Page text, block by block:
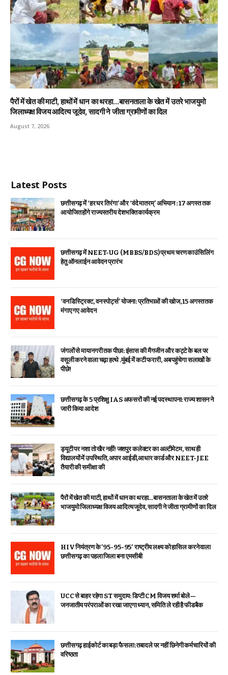
पैरों में खेत की माटी, हाथों में धान का थरहा…बासनताला के खेत में उतरे भाजयुमो
जिलाध्यक्ष विजय आदित्य जूदेव, सादगी ने जीता ग्रामीणों का दिल
August 7, 2026
Latest Posts
छत्तीसगढ़ में ‘हर घर तिरंगा’ और ‘वंदे मातरम्’ अभियान : 17 अगस्त तक
आयोजित होंगे राज्यस्तरीय देशभक्ति कार्यक्रम
छत्तीसगढ़ में NEET-UG (MBBS/BDS) प्रथम चरण काउंसिलिंग
हेतु ऑनलाईन आवेदन प्रारंभ
‘वन डिस्ट्रिक्ट, वन स्पोर्ट्स’ योजना: प्रतिभाओं की खोज, 15 अगस्त तक
मंगाए गए आवेदन
जंगलों से मायानगरी तक पीछा: इंसास की मैगजीन और कट्टे के बल पर
वसूली करने वाला चढ़ा हत्थे .मुंबई में कटी फरारी, अब पहुंचेगा सलाखों के
पीछे!
छत्तीसगढ़ के 5 प्रशिक्षु IAS अफसरों की नई पदस्थापना: राज्य शासन ने
जारी किया आदेश
ड्यूटी पर नशा तो खैर नहीं! जशपुर कलेक्टर का अल्टीमेटम, साथ ही
विद्यालयों में उपस्थिति, अपार आईडी,आधार कार्ड और NEET-JEE
तैयारी की समीक्षा की
पैरों में खेत की माटी, हाथों में धान का थरहा…बासनताला के खेत में उतरे
भाजयुमो जिलाध्यक्ष विजय आदित्य जूदेव, सादगी ने जीता ग्रामीणों का दिल
HIV नियंत्रण के ’95-95-95′ राष्ट्रीय लक्ष्य को हासिल करने वाला
छत्तीसगढ़ का पहला जिला बना एमसीबी
UCC से बाहर रहेगा ST समुदाय: डिप्टी CM विजय शर्मा बोले—
जनजातीय परंपराओं का रखा जाएगा ध्यान, समिति ले रही है फीडबैक
छत्तीसगढ़ हाईकोर्ट का बड़ा फैसला: तबादले पर नहीं छिनेगी कर्मचारियों की
वरिष्ठता